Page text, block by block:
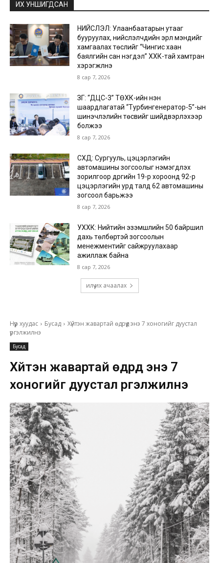
ИХ УНШИГДСАН
НИЙСЛЭЛ: Улаанбаатарын утааг
бууруулах, нийслэлчүүдийн эрүүл мэндийг
хамгаалах төслийг “Чингис хаан
баялгийн сан нэгдэл” ХХК-тай хамтран
хэрэгжүүлнэ
8 сар 7, 2026
ЗГ: “ДЦС-3” ТӨХК-ийн нэн
шаардлагатай “Турбингенератор-5”-ын
шинэчлэлийн төсвийг шийдвэрлэхээр
болжээ
8 сар 7, 2026
СХД: Сургууль, цэцэрлэгийн
автомашины зогсоолыг нэмэгдүүлэх
зорилгоор дүүргийн 19-р хороонд 92-р
цэцэрлэгийн урд талд 62 автомашины
зогсоол барьжээ
8 сар 7, 2026
УХХК: Нийтийн эзэмшлийн 50 байршил
дахь төлбөртэй зогсоолын
менежментийг сайжруулахаар
ажиллаж байна
8 сар 7, 2026
илүү их ачаалах